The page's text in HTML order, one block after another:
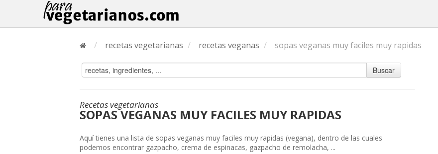
/ recetas vegetarianas / recetas veganas / sopas veganas muy faciles muy rapidas
Buscar
Recetas vegetarianas
SOPAS VEGANAS MUY FACILES MUY RAPIDAS
Aquí tienes una lista de sopas veganas muy faciles muy rapidas (vegana), dentro de las cuales
podemos encontrar gazpacho, crema de espinacas, gazpacho de remolacha, ...